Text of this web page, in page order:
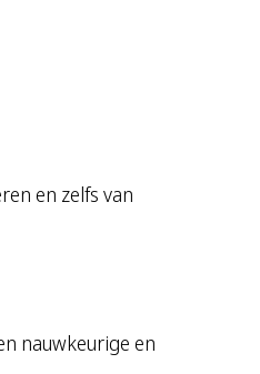
en zelfs van
nauwkeurige en